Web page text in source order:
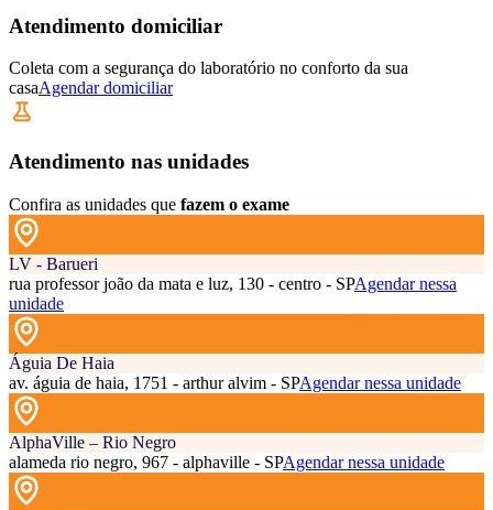
Atendimento domiciliar
Coleta com a segurança do laboratório no conforto da sua
casaAgendar domiciliar
Atendimento nas unidades
Confira as unidades que fazem o exame
LV - Barueri
rua professor joão da mata e luz, 130 - centro - SPAgendar nessa
unidade
Águia De Haia
av. águia de haia, 1751 - arthur alvim - SPAgendar nessa unidade
AlphaVille – Rio Negro
alameda rio negro, 967 - alphaville - SPAgendar nessa unidade